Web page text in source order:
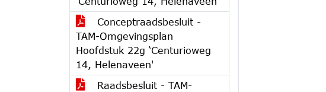
Conceptraadsbesluit -
TAM-Omgevingsplan
Hoofdstuk 22g ‘Centurioweg
14, Helenaveen'
Raadsbesluit - TAM-